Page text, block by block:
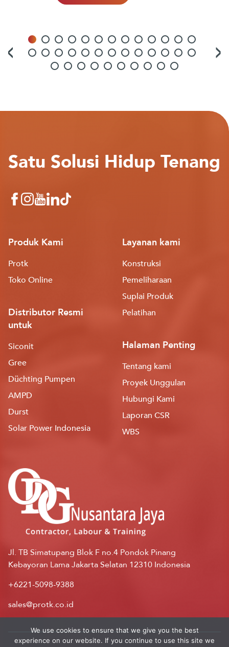
Satu Solusi Hidup Tenang
Produk Kami
Protk
Toko Online
Distributor Resmi
untuk
Siconit
Gree
Düchting Pumpen
AMPD
Durst
Solar Power Indonesia
Layanan kami
Konstruksi
Pemeliharaan
Suplai Produk
Pelatihan
Halaman Penting
Tentang kami
Proyek Unggulan
Hubungi Kami
Laporan CSR
WBS
Jl. TB Simatupang Blok F no.4 Pondok Pinang
Kebayoran Lama Jakarta Selatan 12310 Indonesia
+6221-5098-9388
sales@protk.co.id
We use cookies to ensure that we give you the best
experience on our website. If you continue to use this site we